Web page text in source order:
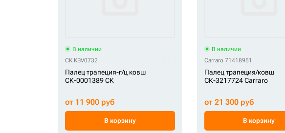
В наличии
СК KBV0732
Палец трапеция-г/ц ковш
СК-0001389 СК
от 11 900 руб
В корзину
В наличии
Carraro 71418951
Палец трапеция/ковш
СК-3217724 Carraro
от 21 300 руб
В корзину